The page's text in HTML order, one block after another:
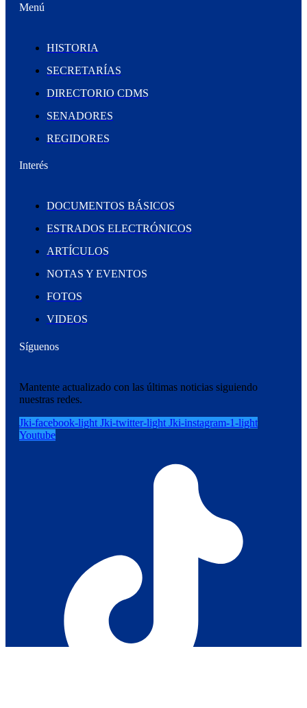
Menú
HISTORIA
SECRETARÍAS
DIRECTORIO CDMS
SENADORES
REGIDORES
Interés
DOCUMENTOS BÁSICOS
ESTRADOS ELECTRÓNICOS
ARTÍCULOS
NOTAS Y EVENTOS
FOTOS
VIDEOS
Síguenos
Mantente actualizado con las últimas noticias siguiendo
nuestras redes.
Jki-facebook-light Jki-twitter-light Jki-instagram-1-light
Youtube